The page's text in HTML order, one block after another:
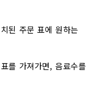
된 주문 표에 원하는
를 가져가면, 음료수를